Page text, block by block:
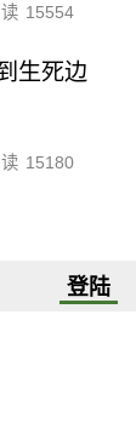
15554
生死边
15180
登陆